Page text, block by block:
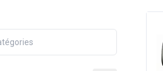
frais
Suspension arrière